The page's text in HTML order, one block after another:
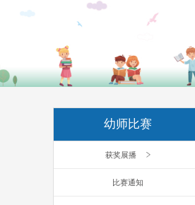
幼师比赛
获奖展播
比赛通知